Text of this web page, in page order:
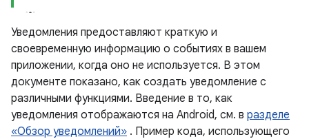
Уведомления предоставляют краткую и
своевременную информацию о событиях в вашем
приложении, когда оно не используется. В этом
документе показано, как создать уведомление с
различными функциями. Введение в то, как
уведомления отображаются на Android, см. в разделе
«Обзор уведомлений» . Пример кода, использующего